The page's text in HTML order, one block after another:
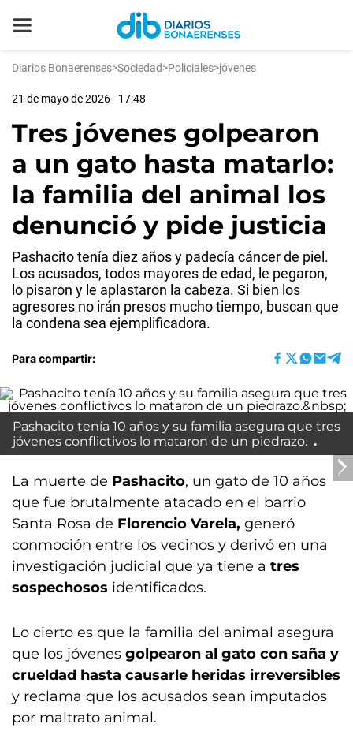
Diarios Bonaerenses>Sociedad>Policiales>jóvenes
21 de mayo de 2026 - 17:48
Tres jóvenes golpearon
a un gato hasta matarlo:
la familia del animal los
denunció y pide justicia
Pashacito tenía diez años y padecía cáncer de piel.
Los acusados, todos mayores de edad, le pegaron,
lo pisaron y le aplastaron la cabeza. Si bien los
agresores no irán presos mucho tiempo, buscan que
la condena sea ejemplificadora.
Para compartir:
Pashacito tenía 10 años y su familia asegura que tres
jóvenes conflictivos lo mataron de un piedrazo.
La muerte de Pashacito, un gato de 10 años
que fue brutalmente atacado en el barrio
Santa Rosa de Florencio Varela, generó
conmoción entre los vecinos y derivó en una
investigación judicial que ya tiene a tres
sospechosos identificados.
Lo cierto es que la familia del animal asegura
que los jóvenes golpearon al gato con saña y
crueldad hasta causarle heridas irreversibles
y reclama que los acusados sean imputados
por maltrato animal.